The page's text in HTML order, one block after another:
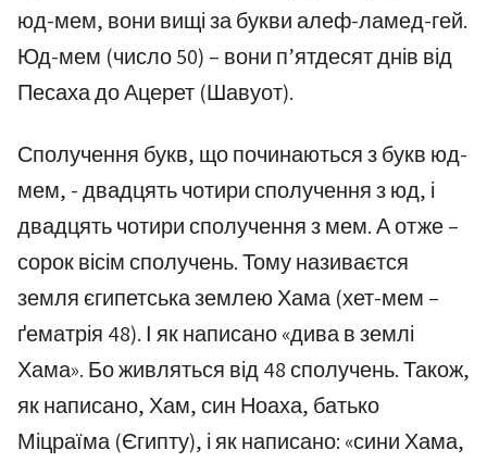
юд-мем, вони вищі за букви алеф-ламед-гей.
Юд-мем (число 50) – вони п’ятдесят днів від
Песаха до Ацерет (Шавуот).
Сполучення букв, що починаються з букв юд-
мем, - двадцять чотири сполучення з юд, і
двадцять чотири сполучення з мем. А отже –
сорок вісім сполучень. Тому називаєтся
земля єгипетська землею Хама (хет-мем –
ґематрія 48). І як написано «дива в землі
Хама». Бо живляться від 48 сполучень. Також,
як написано, Хам, син Ноаха, батько
Міцраїма (Єгипту), і як написано: «сини Хама,